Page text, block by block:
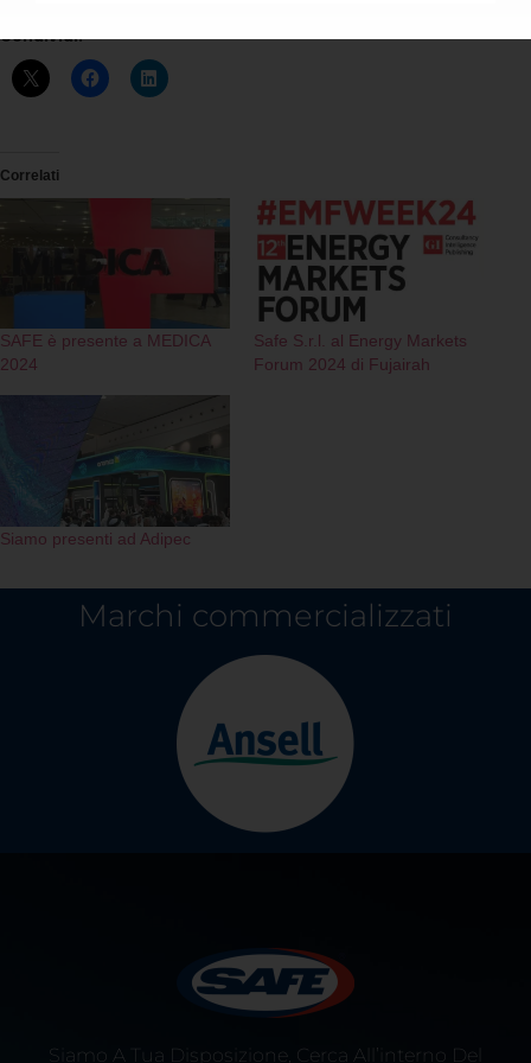
Condividi:
Correlati
SAFE è presente a MEDICA
2024
Safe S.r.l. al Energy Markets
Forum 2024 di Fujairah
Siamo presenti ad Adipec
Marchi commercializzati
Siamo A Tua Disposizione, Cerca All’interno Del